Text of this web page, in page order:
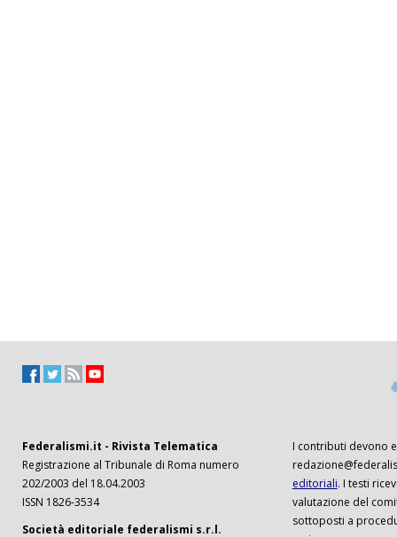
Federalismi.it - Rivista Telematica
Registrazione al Tribunale di Roma numero
202/2003 del 18.04.2003
ISSN 1826-3534
Società editoriale federalismi s.r.l.
I contributi devono
editoriali. I testi
valutazione del
sottoposti a